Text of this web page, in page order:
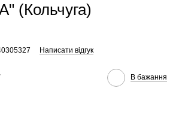
(Кольчуга)
Написати відгук
В бажання